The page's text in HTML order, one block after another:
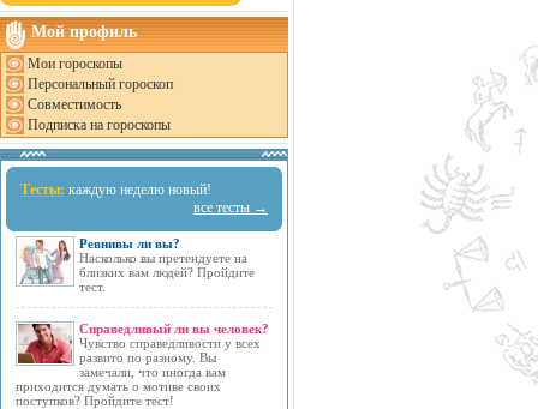
Мой профиль
Мои гороскопы
Персональный гороскоп
Совместимость
Подписка на гороскопы
Тесты: каждую неделю новый!
все тесты →
Ревнивы ли вы?
Насколько вы претендуете на
близких вам людей? Пройдите
тест.
Справедливый ли вы человек?
Чувство справедливости у всех
развито по разному. Вы
замечали, что иногда вам
приходится думать о мотиве своих
поступков? Пройдите тест!